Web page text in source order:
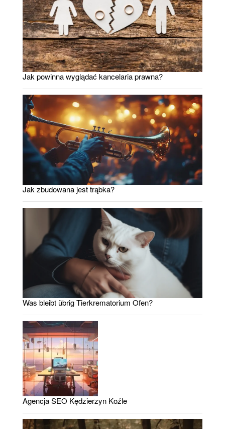
Jak powinna wyglądać kancelaria prawna?
Jak zbudowana jest trąbka?
Was bleibt übrig Tierkrematorium Ofen?
Agencja SEO Kędzierzyn Koźle